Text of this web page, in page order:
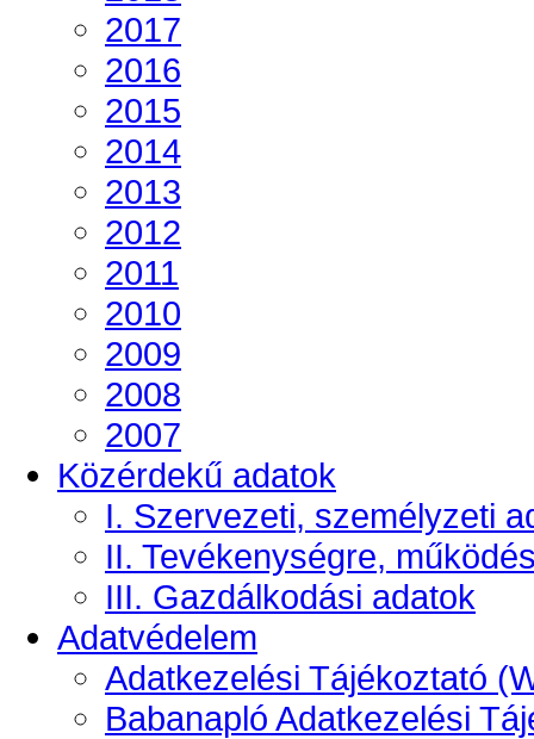
2017
2016
2015
2014
2013
2012
2011
2010
2009
2008
2007
Közérdekű adatok
I. Szervezeti, személyzeti
II. Tevékenységre,
III. Gazdálkodási adatok
Adatvédelem
Adatkezelési Tájékoztató
Babanapló Adatkezelési